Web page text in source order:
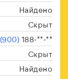
Найдено
Скрыт
(900) 188-**-**
Скрыт
Найдено